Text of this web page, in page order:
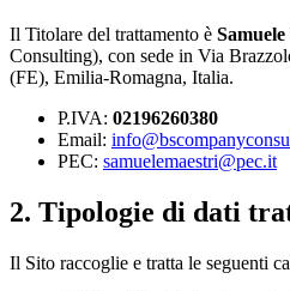
Il Titolare del trattamento è
Consulting), con sede in Via
(FE), Emilia-Romagna, Italia.
P.IVA: 02196260380
Email:
PEC: samuelemaestri@pec.it
2. Tipologie di dati
Il Sito raccoglie e tratta le seguenti